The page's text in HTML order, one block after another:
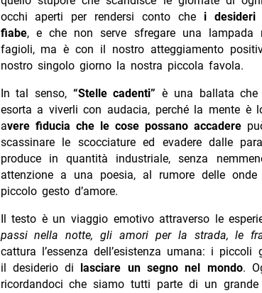
occhi aperti per rendersi conto che i desideri
fiabe, e che non serve sfregare una lampada
fagioli, ma è con il nostro atteggiamento
nostro singolo giorno la nostra piccola favola.
In tal senso, “Stelle cadenti” è una ballata
esorta a viverli con audacia, perché la mente è
avere fiducia che le cose possano accadere
scassinare le scocciature ed evadere dalle
produce in quantità industriale, senza
attenzione a una poesia, al rumore delle
piccolo gesto d’amore.
Il testo è un viaggio emotivo attraverso le
passi nella notte, gli amori per la strada, le
cattura l’essenza dell’esistenza umana: i
il desiderio di
lasciare un segno nel mondo.
ricordandoci che siamo tutti parte di un